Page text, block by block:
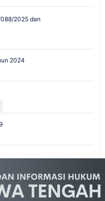
2025 dan
2024